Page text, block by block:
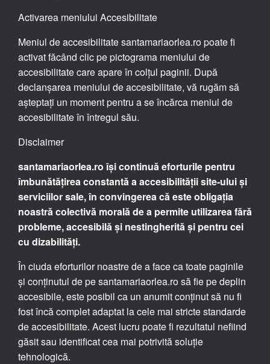
Activarea meniului Accesibilitate
Meniul de accesibilitate santamariaorlea.ro poate fi
activat făcând clic pe pictograma meniului de
accesibilitate care apare în colțul paginii. După
declanșarea meniului de accesibilitate, vă rugăm să
așteptați un moment pentru a se încărca meniul de
accesibilitate în întregul său.
Disclaimer
santamariaorlea.ro își continuă eforturile pentru
îmbunătățirea constantă a accesibilității site-ului și
serviciilor sale, în convingerea că este obligația
noastră colectivă morală de a permite utilizarea fără
probleme, accesibilă și nestingherită și pentru cei
cu dizabilități.
În ciuda eforturilor noastre de a face ca toate paginile
și conținutul de pe santamariaorlea.ro să fie pe deplin
accesibile, este posibil ca un anumit conținut să nu fi
fost încă complet adaptat la cele mai stricte standarde
de accesibilitate. Acest lucru poate fi rezultatul nefiind
găsit sau identificat cea mai potrivită soluție
tehnologică.